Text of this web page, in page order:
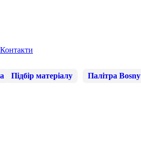
Контакти
Підбір матеріалу Палітра Bosny